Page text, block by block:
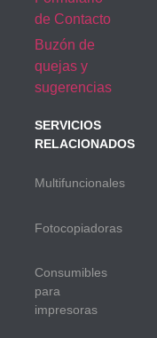
de Contacto
Buzón de
quejas y
sugerencias
SERVICIOS
RELACIONADOS
Multifuncionales
Fotocopiadoras
Consumibles
para
impresoras